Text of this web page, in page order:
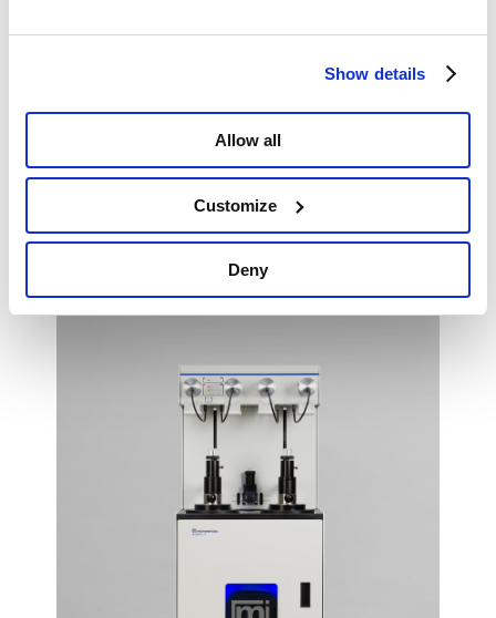
Show details
Allow all
Customize
Deny
Système de surface et de porosimétrie